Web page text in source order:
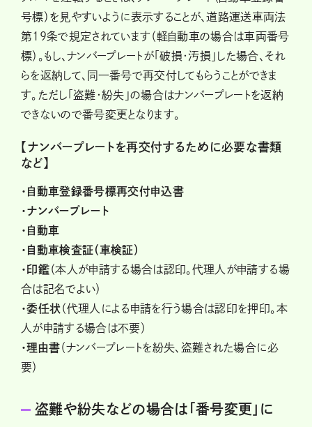
号標）を見やすいように表示することが、道路運送車両法
第19条で規定されています（軽自動車の場合は車両番号
標）。もし、ナンバープレートが「破損・汚損」した場合、それ
らを返納して、同一番号で再交付してもらうことができま
す。ただし「盗難・紛失」の場合はナンバープレートを返納
できないので番号変更となります。
【ナンバープレートを再交付するために必要な書類
など】
・自動車登録番号標再交付申込書
・ナンバープレート
・自動車
・自動車検査証（車検証）
・印鑑（本人が申請する場合は認印。代理人が申請する場
合は記名でよい）
・委任状（代理人による申請を行う場合は認印を押印。本
人が申請する場合は不要）
・理由書（ナンバープレートを紛失、盗難された場合に必
要）
盗難や紛失などの場合は「番号変更」に